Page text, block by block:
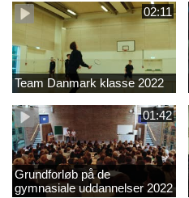
02:11
Team Danmark klasse 2022
01:42
Grundforløb på de
gymnasiale uddannelser 2022